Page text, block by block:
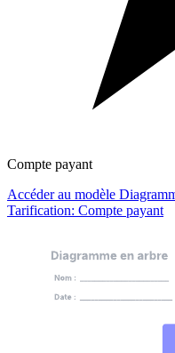
Compte payant
Accéder au modèle
Tarification: Compte payant